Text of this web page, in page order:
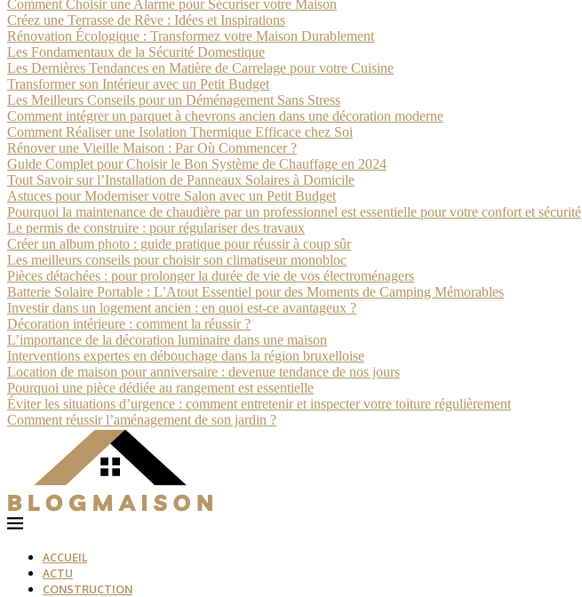
Comment Choisir une Alarme pour Sécuriser votre Maison
Créez une Terrasse de Rêve : Idées et Inspirations
Rénovation Écologique : Transformez votre Maison Durablement
Les Fondamentaux de la Sécurité Domestique
Les Dernières Tendances en Matière de Carrelage pour votre Cuisine
Transformer son Intérieur avec un Petit Budget
Les Meilleurs Conseils pour un Déménagement Sans Stress
Comment intégrer un parquet à chevrons ancien dans une décoration moderne
Comment Réaliser une Isolation Thermique Efficace chez Soi
Rénover une Vieille Maison : Par Où Commencer ?
Guide Complet pour Choisir le Bon Système de Chauffage en 2024
Tout Savoir sur l’Installation de Panneaux Solaires à Domicile
Astuces pour Moderniser votre Salon avec un Petit Budget
Pourquoi la maintenance de chaudière par un professionnel est essentielle pour votre confort et sécurité
Le permis de construire : pour régulariser des travaux
Créer un album photo : guide pratique pour réussir à coup sûr
Les meilleurs conseils pour choisir son climatiseur monobloc
Pièces détachées : pour prolonger la durée de vie de vos électroménagers
Batterie Solaire Portable : L’Atout Essentiel pour des Moments de Camping Mémorables
Investir dans un logement ancien : en quoi est-ce avantageux ?
Décoration intérieure : comment la réussir ?
L’importance de la décoration luminaire dans une maison
Interventions expertes en débouchage dans la région bruxelloise
Location de maison pour anniversaire : devenue tendance de nos jours
Pourquoi une pièce dédiée au rangement est essentielle
Éviter les situations d’urgence : comment entretenir et inspecter votre toiture régulièrement
Comment réussir l’aménagement de son jardin ?
ACCUEIL
ACTU
CONSTRUCTION